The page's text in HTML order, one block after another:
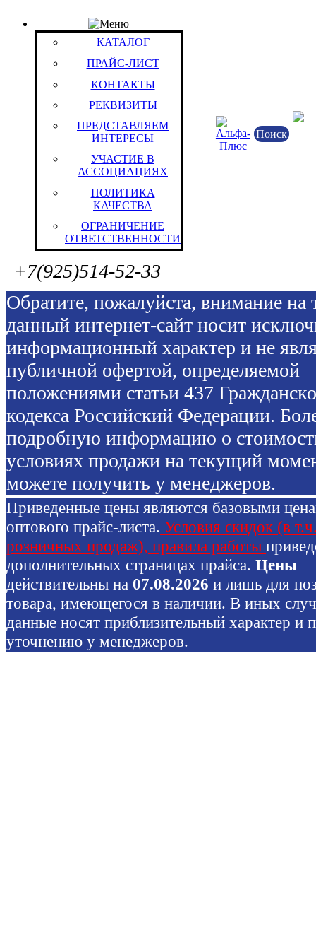
КАТАЛОГ
ПРАЙС-ЛИСТ
КОНТАКТЫ
РЕКВИЗИТЫ
ПРЕДСТАВЛЯЕМ
ИНТЕРЕСЫ
УЧАСТИЕ В
АССОЦИАЦИЯХ
ПОЛИТИКА
КАЧЕСТВА
ОГРАНИЧЕНИЕ
ОТВЕТСТВЕННОСТИ
Поиск
В случаях (мы
имеющих системного характера),
останетесь недовольны качеством
оперативностью решения нашими
сотрудниками стоящих перед
поставленных Вами вопросов,
обращаться непосредственно к
генеральному директору
Орлову Сергею Борисовичу
osb@alpha-energy.ru
+7(925)514-52-33
Обратите, пожалуйста, внимание на
данный интернет-сайт носит
информационный характер и не
публичной офертой, определяемой
положениями статьи 437
кодекса Российский Федерации.
подробную информацию о
условиях продажи на текущий
можете получить у менеджеров.
Приведенные цены являются базовыми
оптового прайс-листа. Условия скидок (в
розничных продаж), правила работы
дополнительных страницах прайса. Цены
действительны на 07.08.2026 и лишь для
товара, имеющегося в наличии. В иных
данные носят приблизительный характер и
уточнению у менеджеров.